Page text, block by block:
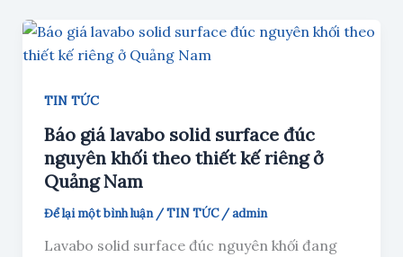
TIN TỨC
Báo giá lavabo solid surface đúc
nguyên khối theo thiết kế riêng ở
Quảng Nam
Để lại một bình luận /TIN TỨC/admin
Lavabo solid surface đúc nguyên khối đang